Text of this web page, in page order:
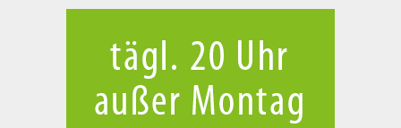
Cookies management panel